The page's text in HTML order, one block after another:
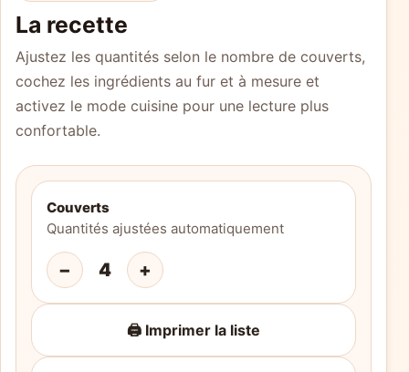
La recette
Ajustez les quantités selon le nombre de couverts,
cochez les ingrédients au fur et à mesure et
activez le mode cuisine pour une lecture plus
confortable.
Couverts
Quantités ajustées automatiquement
− 4 +
🖨️ Imprimer la liste